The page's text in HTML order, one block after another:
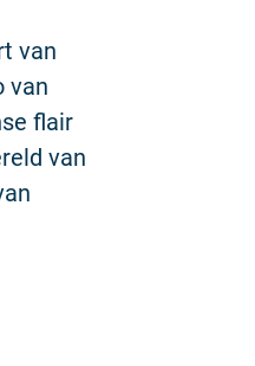
van
van
flair
van